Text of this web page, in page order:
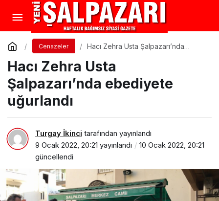
Cenazeler
Hacı Zehra Usta Şalpazarı’nda
Hacı Zehra Usta
Şalpazarı’nda ebediyete
uğurlandı
Turgay İkinci tarafından yayınlandı
9 Ocak 2022, 20:21 yayınlandı
10 Ocak 2022, 20:21
güncellendi